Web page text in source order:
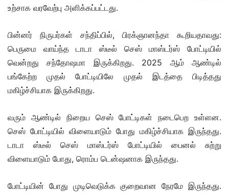
உற்சாக வரவேற்பு அளிக்கப்பட்டது.
பின்னர் நிருபர்கள் சந்திப்பில், பிரக்ஞானந்தா கூறியதாவது:
பெருமை வாய்ந்த டாடா ஸ்டீல் செஸ் மாஸ்டர்ஸ் போட்டியில்
வென்றது சந்தோஷமா இருக்கிறது. 2025 ஆம் ஆண்டில்
பங்கேற்ற முதல் போட்டியிலே முதல் இடத்தை பிடித்தது
மகிழ்ச்சியாக இருக்கிறது.
வரும் ஆண்டில் நிறைய செஸ் போட்டிகள் நடைபெற உள்ளன.
செஸ் போட்டியில் விளையாடும் போது மகிழ்ச்சியாக இருந்தது.
டாடா ஸ்டீல் செஸ் மாஸ்டர்ஸ் போட்டியில் பைனல் சுற்று
விளையாடும் போது, ரொம்ப டென்ஷனாக இருந்தது.
போட்டியின் போது முடிவெடுக்க குறைவான நேரமே இருந்தது.